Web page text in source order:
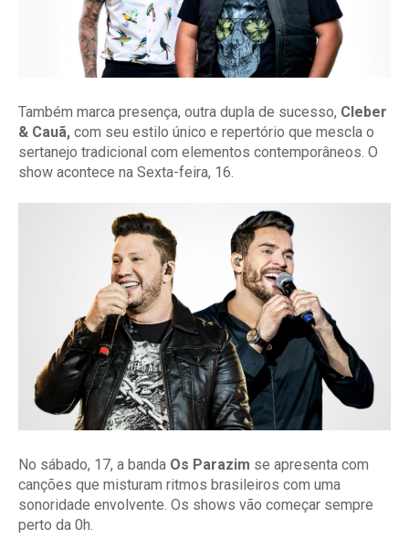
Também marca presença, outra dupla de sucesso, Cleber
& Cauã, com seu estilo único e repertório que mescla o
sertanejo tradicional com elementos contemporâneos. O
show acontece na Sexta-feira, 16.
No sábado, 17, a banda Os Parazim se apresenta com
canções que misturam ritmos brasileiros com uma
sonoridade envolvente. Os shows vão começar sempre
perto da 0h.